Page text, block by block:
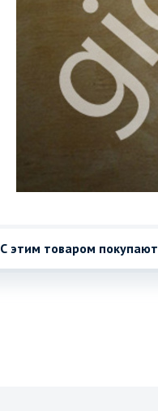
С этим товаром покупают